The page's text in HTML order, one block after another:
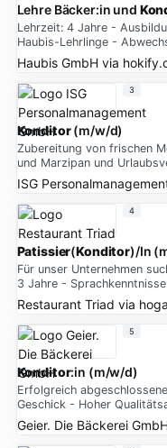
Lehre Bäcker:in und
Lehrzeit: 4 Jahre -
Haubis-Lehrlinge -
Haubis GmbHvia
Konditor(m/w/d)
Zubereitung von frischen
und Marzipan und
ISG
3
Patissier(Konditor)/In
Für unser Unternehmen
3 Jahre -
Restaurant Triad via
4
Konditor:in (m/w/d)
Erfolgreich
Geschick - Hoher
Geier. Die Bäckerei
5